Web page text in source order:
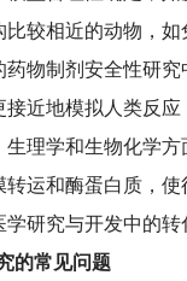
比较相近的动物，
药物制剂安全性研
近地模拟人类反应
生理学和生物化学
转运和酶蛋白质，
学研究与开发中的转
的常见问题